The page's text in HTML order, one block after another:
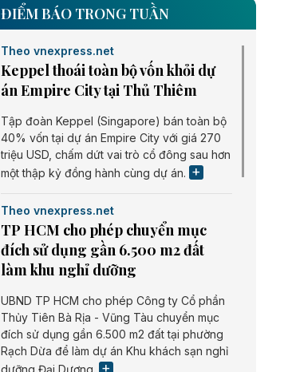
ĐIỂM BÁO TRONG TUẦN
Theo vnexpress.net
Keppel thoái toàn bộ vốn khỏi dự
án Empire City tại Thủ Thiêm
Tập đoàn Keppel (Singapore) bán toàn bộ
40% vốn tại dự án Empire City với giá 270
triệu USD, chấm dứt vai trò cổ đông sau hơn
một thập kỷ đồng hành cùng dự án.
Theo vnexpress.net
TP HCM cho phép chuyển mục
đích sử dụng gần 6.500 m2 đất
làm khu nghỉ dưỡng
UBND TP HCM cho phép Công ty Cổ phần
Thủy Tiên Bà Rịa - Vũng Tàu chuyển mục
đích sử dụng gần 6.500 m2 đất tại phường
Rạch Dừa để làm dự án Khu khách sạn nghỉ
dưỡng Đại Dương.